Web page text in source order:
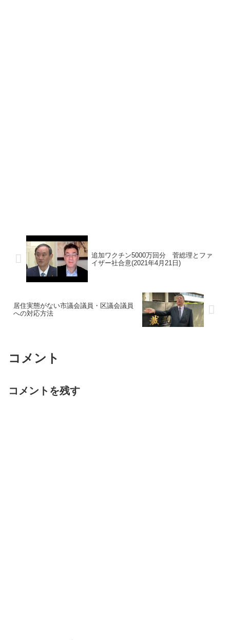
追加ワクチン5000万回分 菅総理とファ
イザー社合意(2021年4月21日)
居住実態がない市議会議員・区議会議員
への対応方法
コメント
コメントを残す